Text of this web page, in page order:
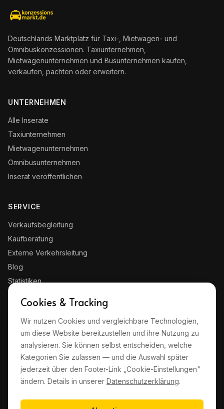
Deutschlands Marktplatz für Taxi-, Mietwagen- und
Omnibuskonzessionen. Taxiunternehmen,
Mietwagenunternehmen und Busunternehmen kaufen,
verkaufen, pachten oder erweitern.
UNTERNEHMEN
Alle Inserate
Taxiunternehmen
Mietwagenunternehmen
Omnibusunternehmen
Inserat veröffentlichen
SERVICE
Verkaufsbegleitung
Kaufberatung
Externe Verkehrsleitung
Blog
Statistiken
RECHTLICHES
Impressum
Datenschutz
AGB
Haftungsausschluss
Cookie-Einstellungen
Cookies & Tracking
Wir nutzen Cookies und vergleichbare Technologien,
um diese Website bereitzustellen und ihre Nutzung zu
analysieren. Sie können selbst entscheiden, welche
Kategorien Sie zulassen — und die Auswahl später
jederzeit über den Footer-Link „Cookie-Einstellungen"
ändern. Details in unserer Datenschutzerklärung.